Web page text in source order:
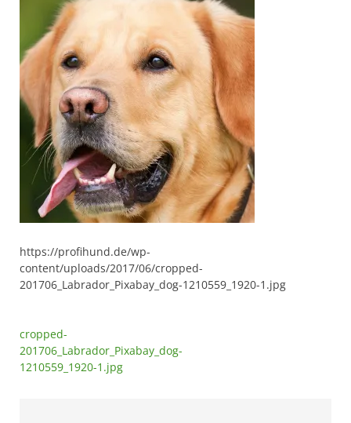
https://profihund.de/wp-
content/uploads/2017/06/cropped-
201706_Labrador_Pixabay_dog-1210559_1920-1.jpg
Beitragsnavigation
cropped-
201706_Labrador_Pixabay_dog-
1210559_1920-1.jpg